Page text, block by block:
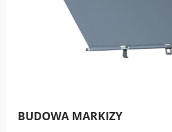
BUDOWA MARKIZY